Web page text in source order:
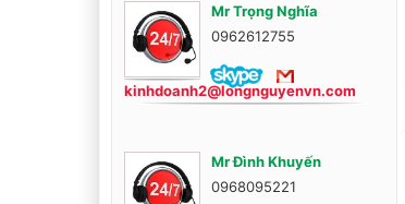
Mr Trọng Nghĩa
0962612755
kinhdoanh2@longnguyenvn.com
Mr Đình Khuyến
0968095221